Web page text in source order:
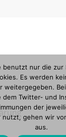
benutzt nur die
Es werden
weitergegeben.
dem Twitter- und
der
gehen wir
aus.